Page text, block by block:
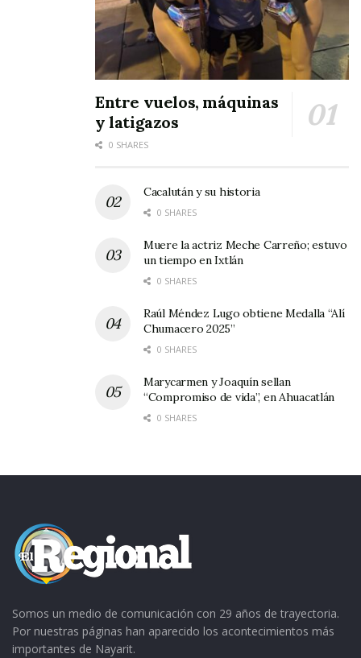
Entre vuelos, máquinas
y latigazos
0 SHARES
Cacalután y su historia
0 SHARES
Muere la actriz Meche Carreño; estuvo
un tiempo en Ixtlán
0 SHARES
Raúl Méndez Lugo obtiene Medalla “Alí
Chumacero 2025”
0 SHARES
Marycarmen y Joaquín sellan
“Compromiso de vida”, en Ahuacatlán
0 SHARES
Somos un medio de comunicación con 29 años de trayectoria.
Por nuestras páginas han aparecido los acontecimientos más
importantes de Nayarit.